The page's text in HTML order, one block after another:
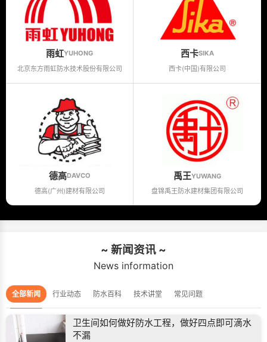
雨虹YUHONG
北京东方雨虹防水技术股份有限公司
西卡SIKA
西卡(中国)有限公司
德高DAVCO
德高(广州)建材有限公司
禹王YUWANG
盘锦禹王防水建材集团有限公司
~ 新闻资讯 ~
News information
全部新闻 行业动态 防水百科 技术讲堂 常见问题
卫生间如何做好防水工程，做好四点即可滴水
不漏